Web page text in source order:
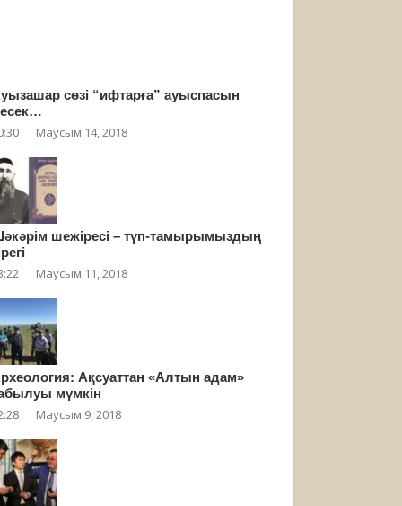
сөзі “ифтарға” ауыспасын
Маусым 14, 2018
шежіресі – түп-тамырымыздың
Маусым 11, 2018
Ақсуаттан «Алтын адам»
мүмкін
Маусым 9, 2018